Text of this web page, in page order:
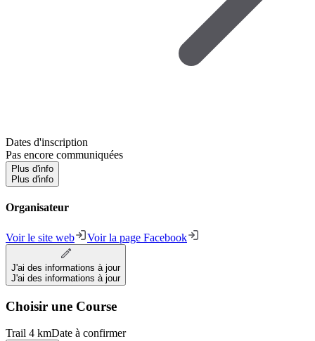
Dates d'inscription
Pas encore communiquées
Plus d'info
Plus d'info
Organisateur
Voir le site web Voir la page Facebook
J'ai des informations à jour
J'ai des informations à jour
Choisir une Course
Trail 4 kmDate à confirmer